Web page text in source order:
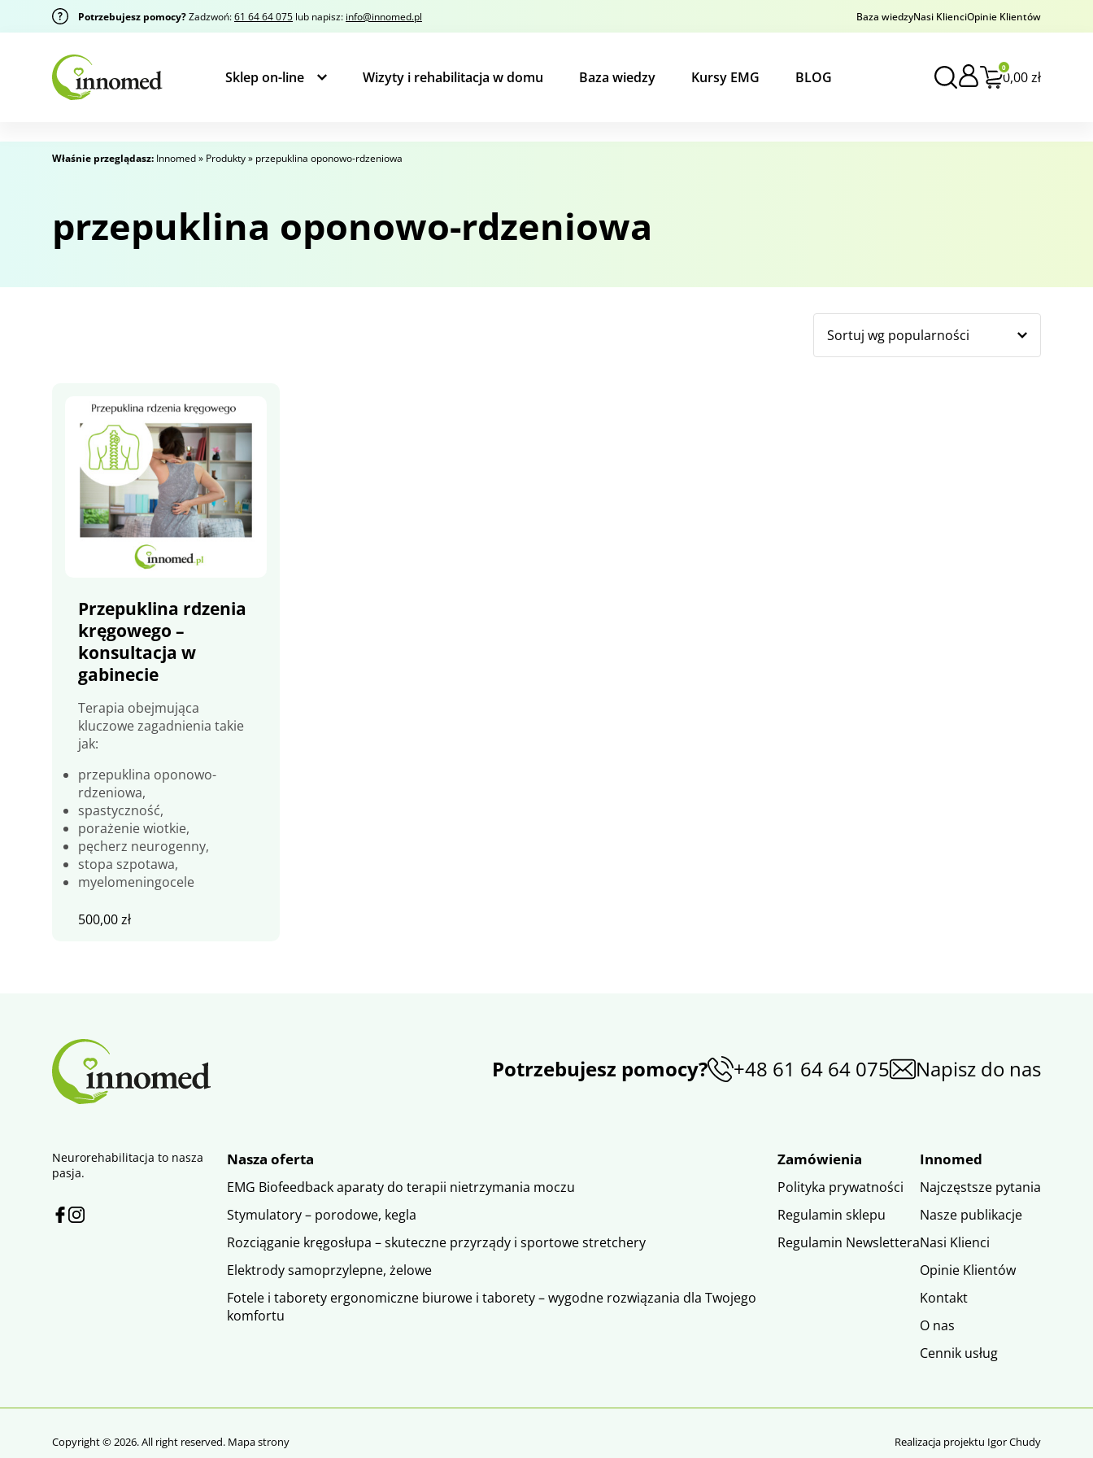
Potrzebujesz pomocy?Zadzwoń:61 64 64 075 lub napisz: info@innomed.pl Baza wiedzyNasi KlienciOpinie Klientów
Sklep on-line Wizyty i rehabilitacja w domu Baza wiedzy Kursy EMG BLOG 0,00zł
0
Właśnie przeglądasz: Innomed» Produkty» przepuklina oponowo-rdzeniowa
przepuklina oponowo-rdzeniowa
Przepuklina rdzenia
kręgowego –
konsultacja w
gabinecie
Terapia obejmująca
kluczowe zagadnienia takie
jak:
przepuklina oponowo-
rdzeniowa,
spastyczność,
porażenie wiotkie,
pęcherz neurogenny,
stopa szpotawa,
myelomeningocele
500,00zł
Potrzebujesz pomocy? +48 61 64 64 075 Napisz do nas
Neurorehabilitacja to nasza
pasja.
Nasza oferta
EMG Biofeedback aparaty do terapii nietrzymania moczu
Stymulatory – porodowe, kegla
Rozciąganie kręgosłupa – skuteczne przyrządy i sportowe stretchery
Elektrody samoprzylepne, żelowe
Fotele i taborety ergonomiczne biurowe i taborety – wygodne rozwiązania dla Twojego
komfortu
Zamówienia
Polityka prywatności
Regulamin sklepu
Regulamin Newslettera
Innomed
Najczęstsze pytania
Nasze publikacje
Nasi Klienci
Opinie Klientów
Kontakt
O nas
Cennik usług
Copyright © 2026. All right reserved. Mapa strony Realizacja projektu Igor Chudy